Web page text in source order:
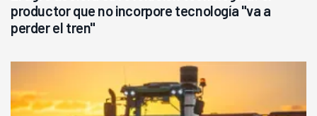
productor que no incorpore tecnología "va a
perder el tren"